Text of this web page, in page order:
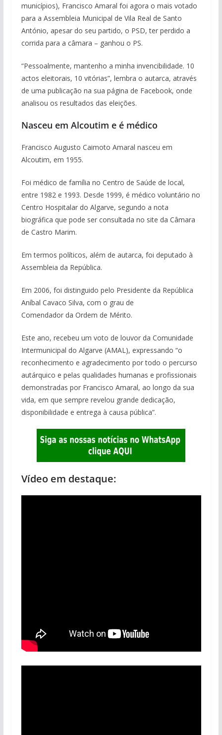
municípios), Francisco Amaral foi agora o mais votado
para a Assembleia Municipal de Vila Real de Santo
António, apesar do seu partido, o PSD, ter perdido a
corrida para a câmara – ganhou o PS.
“Pessoalmente, mantenho a minha invencibilidade. 10
actos eleitorais, 10 vitórias”, lembra o autarca, através
de uma publicação na sua página de Facebook, onde
analisou os resultados das eleições.
Nasceu em Alcoutim e é médico
Francisco Augusto Caimoto Amaral nasceu em
Alcoutim, em 1955.
Foi médico de família no Centro de Saúde de local,
entre 1982 e 1993. Desde 1999, é médico voluntário no
Centro Hospitalar do Algarve, segundo a nota
biográfica que pode ser consultada no site da Câmara
de Castro Marim.
Em termos políticos, além de autarca, foi deputado à
Assembleia da República.
Em 2006, foi distinguido pelo Presidente da República
Aníbal Cavaco Silva, com o grau de
Comendador da Ordem de Mérito.
Este ano, recebeu um voto de louvor da Comunidade
Intermunicipal do Algarve (AMAL), expressando “o
reconhecimento e agradecimento por todo o percurso
autárquico e pelas qualidades humanas e profissionais
demonstradas por Francisco Amaral, ao longo da sua
vida, em que sempre revelou grande dedicação,
disponibilidade e entrega à causa pública”.
Vídeo em destaque: